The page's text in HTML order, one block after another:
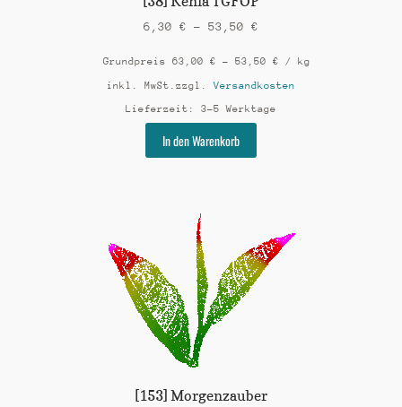
6,30 € – 53,50 €
Grundpreis 63,00 € – 53,50 € / kg
inkl. MwSt. zzgl.Versandkosten
Lieferzeit: 3-5 Werktage
In den Warenkorb
Die
Optionen
[153] Morgenzauber